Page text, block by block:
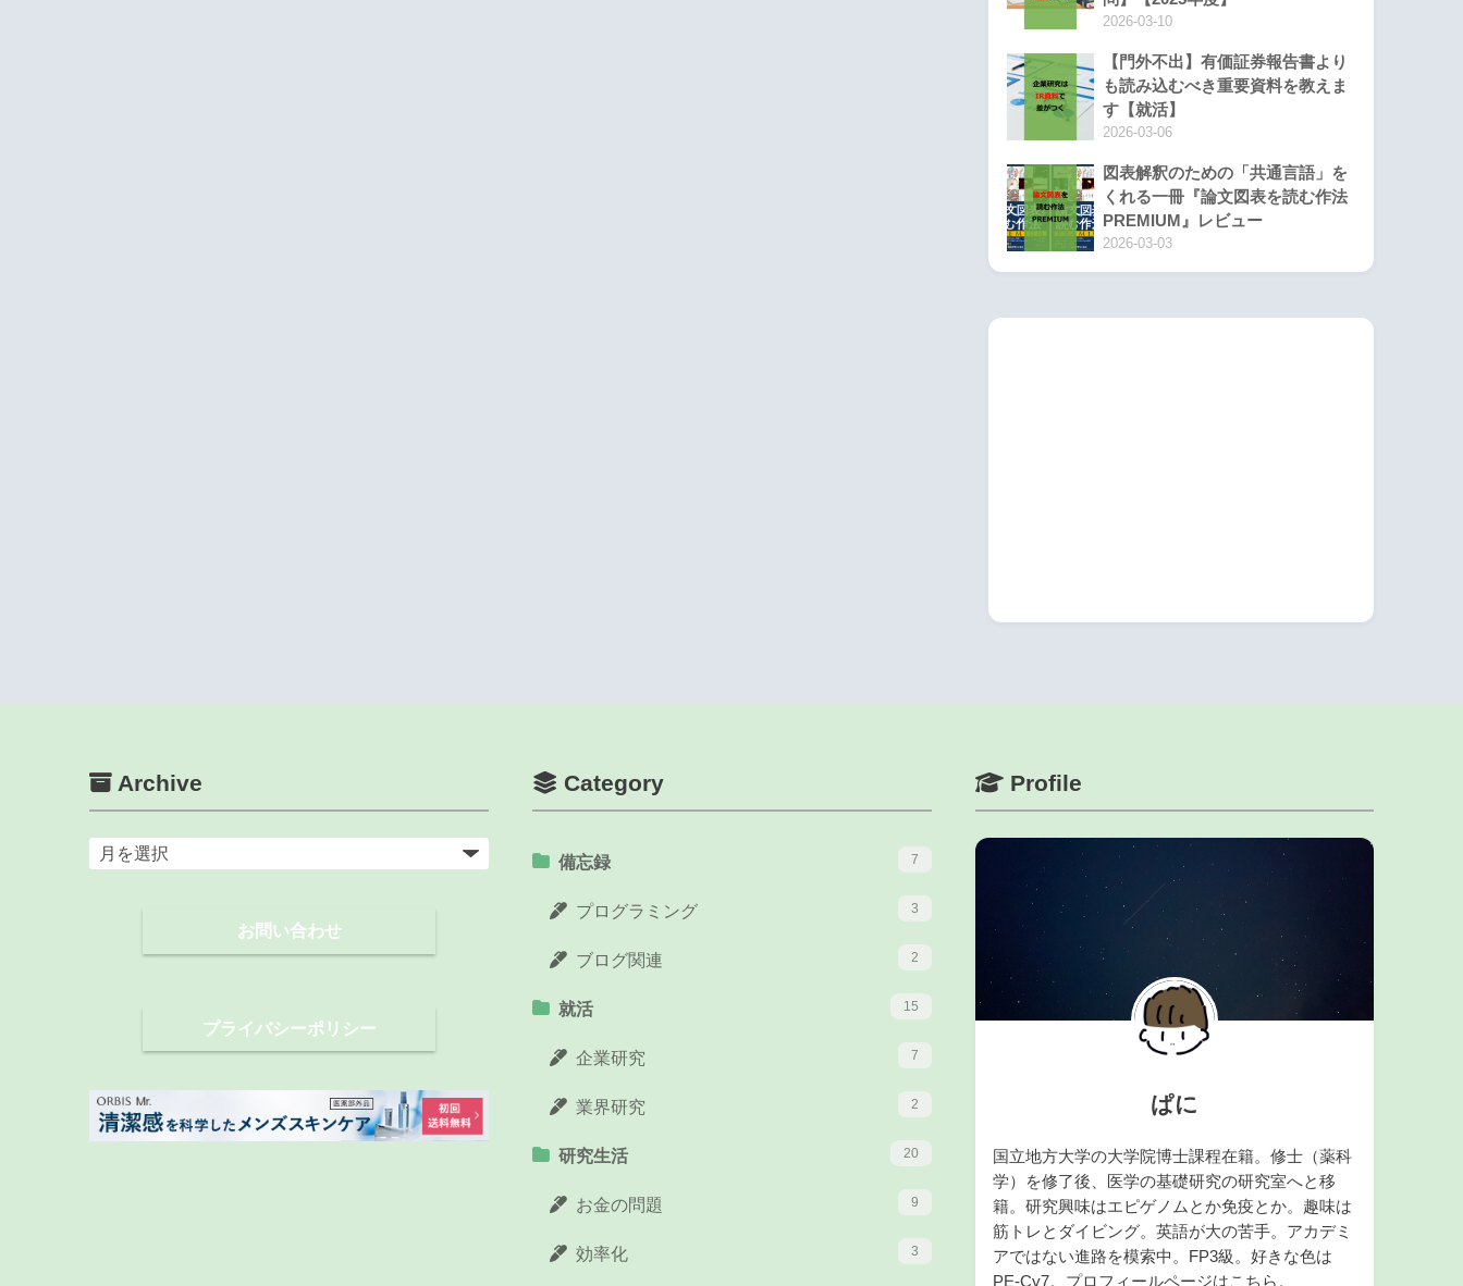
2026-03-10
【門外不出】有価証券報告書より
も読み込むべき重要資料を教えま
す【就活】
2026-03-06
図表解釈のための「共通言語」を
くれる一冊『論文図表を読む作法
PREMIUM』レビュー
2026-03-03
Archive
ア
お問い合わせ
プライバシーポリシー
Category
備忘録 7
プログラミング 3
ブログ関連 2
就活 15
企業研究 7
業界研究 2
研究生活 20
お金の問題 9
効率化 3
Profile
ぱに
国立地方大学の大学院博士課程在籍。修士（薬科
学）を修了後、医学の基礎研究の研究室へと移
籍。研究興味はエピゲノムとか免疫とか。趣味は
筋トレとダイビング。英語が大の苦手。アカデミ
アではない進路を模索中。FP3級。好きな色は
PE-Cy7。プロフィールページはこちら 。